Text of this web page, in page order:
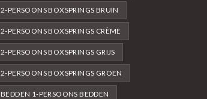
2-PERSOONS BOXSPRINGS BRUIN
2-PERSOONS BOXSPRINGS CRÈME
2-PERSOONS BOXSPRINGS GRIJS
2-PERSOONS BOXSPRINGS GROEN
BEDDEN 1-PERSOONS BEDDEN